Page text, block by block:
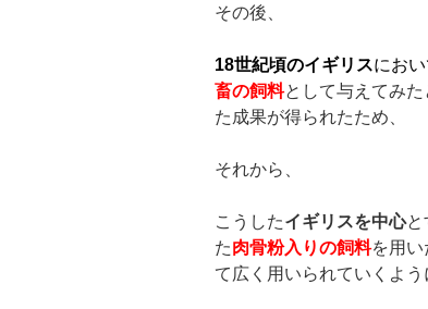
その後、
18世紀頃のイギリスにおい
畜の飼料として与えてみ
た成果が得られたため、
それから、
こうしたイギリスを中心と
た肉骨粉入りの飼料を用い
て広く用いられていくよ